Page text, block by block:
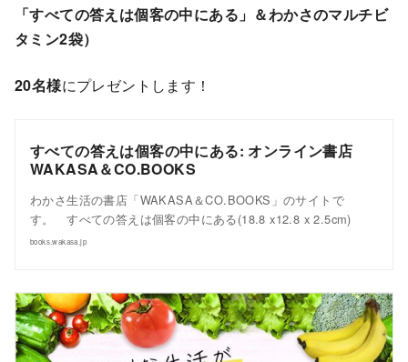
「すべての答えは個客の中にある」＆わかさのマルチビ
タミン2袋）
20名様にプレゼントします！
すべての答えは個客の中にある: オンライン書店
WAKASA＆CO.BOOKS
わかさ生活の書店「WAKASA＆CO.BOOKS」のサイトで
す。 すべての答えは個客の中にある(18.8 x12.8 x 2.5cm)
books.wakasa.jp